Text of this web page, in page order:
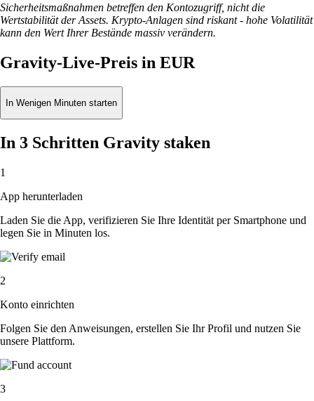
Sicherheitsmaßnahmen betreffen den Kontozugriff, nicht die
Wertstabilität der Assets. Krypto-Anlagen sind riskant - hohe Volatilität
kann den Wert Ihrer Bestände massiv verändern.
Gravity-Live-Preis in EUR
In Wenigen Minuten starten
In 3 Schritten Gravity staken
1
App herunterladen
Laden Sie die App, verifizieren Sie Ihre Identität per Smartphone und
legen Sie in Minuten los.
2
Konto einrichten
Folgen Sie den Anweisungen, erstellen Sie Ihr Profil und nutzen Sie
unsere Plattform.
3